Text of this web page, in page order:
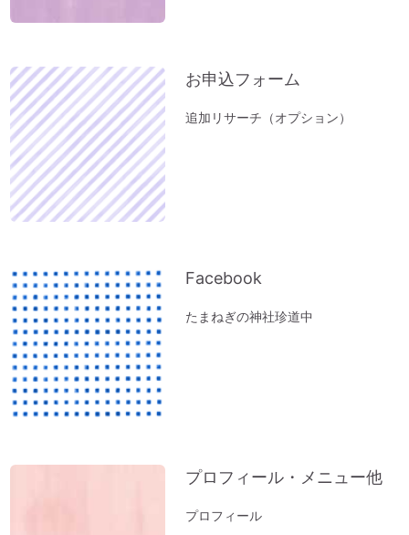
け」セミナー
１分間、美しい音色をお楽しみください～
オルゴール療法の音
「初詣」もいいけれど、年内に参拝するの
が吉。「年末詣」「大祓（おおはらえ）」
のススメ。
ました。
体調の悪い方にオススメ「オルゴール療法
（動画）」
『限りある時間の使い方』～実家の断捨離
で思うこと
ペットヒーリング（お散歩コースに霊体さ
神社のヒーリング（浄化）～山形・秋田の
結果が・・・。地球も波動上昇中♪
お申込フォーム
追加リサーチ（オプション）
Facebook
たまねぎの神社珍道中
プロフィール・メニュー他
プロフィール